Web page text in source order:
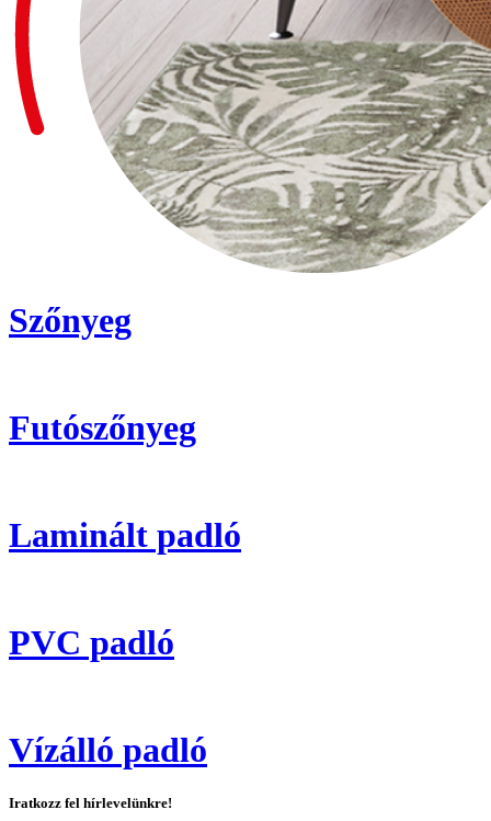
Szőnyeg
Futószőnyeg
Laminált padló
PVC padló
Vízálló padló
Iratkozz fel hírlevelünkre!